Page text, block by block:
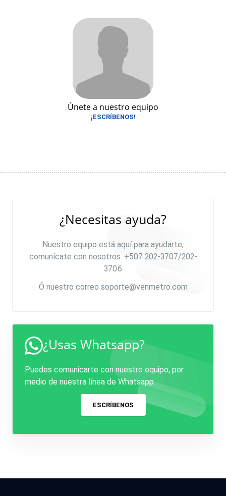
Únete a nuestro equipo
¡ESCRÍBENOS!
¿Necesitas ayuda?
Nuestro equipo está aquí para ayudarte,
comunícate con nosotros. +507 202-3707/202-
3706
Ó nuestro correo soporte@venmetro.com
¿Usas Whatsapp?
Puedes comunicarte con nuestro equipo, por
medio de nuestra línea de Whatsapp.
ESCRÍBENOS